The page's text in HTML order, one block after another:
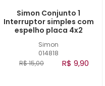
Simon
014818
Simon Conjunto 1
Interruptor simples com
espelho placa 4x2
R$ 15,00 R$ 9,90